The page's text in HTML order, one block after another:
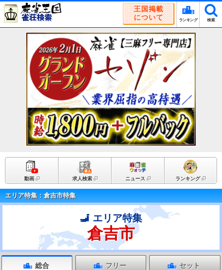
王国掲載
について
ランキング 検索
動画 求人検索 ニュース ランキング
エリア特集：倉吉市特集
エリア特集
倉吉市
総合 フリー セット